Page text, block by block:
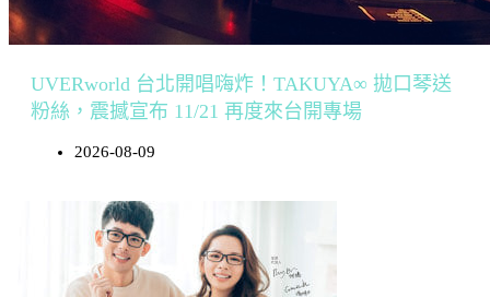
UVERworld 台北開唱嗨炸！TAKUYA∞ 拋口琴送
粉絲，震撼宣布 11/21 再度來台開專場
2026-08-09